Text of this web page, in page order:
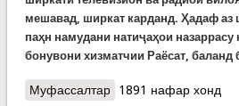
мешавад, ширкат карданд. Ҳадаф аз
паҳн намудани натиҷаҳои
бонувони хизматчии Раёсат, баланд
Муфассалтаро Ширкати бонувони
1891 нафар хонд